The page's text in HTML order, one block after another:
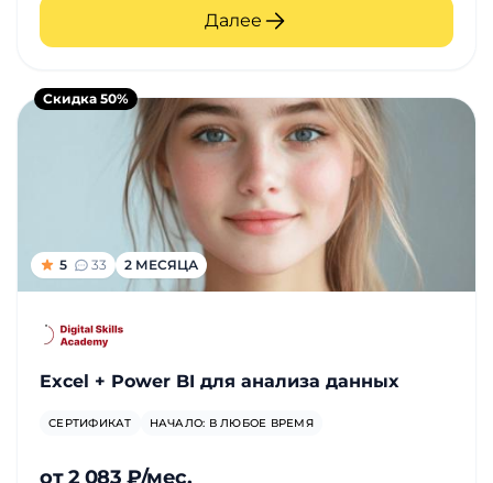
Далее
5 33 2 МЕСЯЦА
Excel + Power BI для анализа данных
СЕРТИФИКАТ НАЧАЛО: В ЛЮБОЕ ВРЕМЯ
от 2 083 ₽/мес.
Скидка 50%